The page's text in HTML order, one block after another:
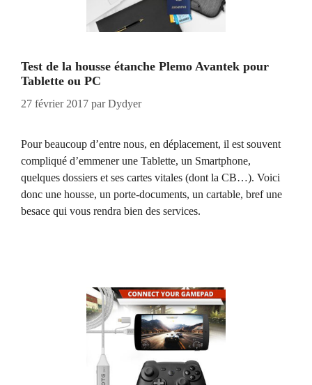
Test de la housse étanche Plemo Avantek pour
Tablette ou PC
27 février 2017 parDydyer
Pour beaucoup d’entre nous, en déplacement, il est souvent
compliqué d’emmener une Tablette, un Smartphone,
quelques dossiers et ses cartes vitales (dont la CB…). Voici
donc une housse, un porte-documents, un cartable, bref une
besace qui vous rendra bien des services.